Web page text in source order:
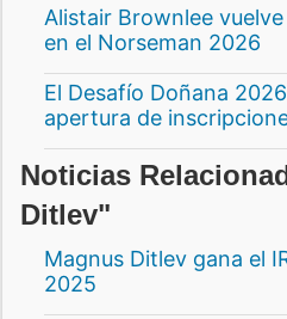
Alistair Brownlee
en el Norseman 2026
El Desafío Doñana
apertura de
Noticias
Ditlev"
Magnus Ditlev gana el
2025